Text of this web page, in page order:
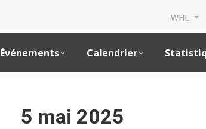
WHL
Événements Calendrier
5 mai 2025